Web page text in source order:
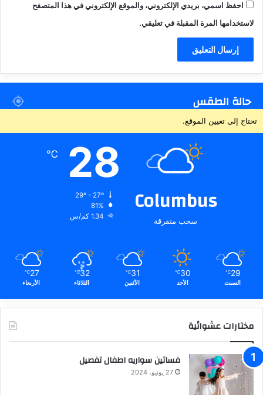
احفظ اسمي، بريدي الإلكتروني، والموقع الإلكتروني في هذا المتصفح
لاستخدامها المرة المقبلة في تعليقي.
حالة الطقس
تحتاج إلى تعيين الموقع.
Columbus
سحب متفرقة
28
℃
81%
1.34 كم/س
29
℃
السبت
30
℃
الأحد
31
℃
الأثنين
32
℃
الثلاثاء
27
℃
الأربعاء
مختارات عشوائية
فساتين سواريه اطفال تفصيل
27 يونيو، 2024